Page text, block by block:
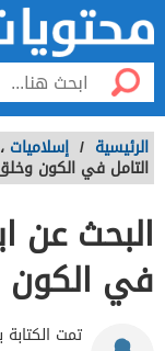
الرئيسية / إسلاميات ،
التامل في الكون
البحث عن
في الكون
تمت